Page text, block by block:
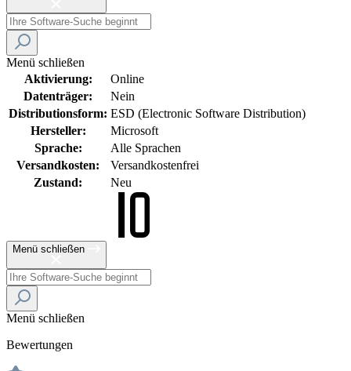
Menü schließen
Aktivierung:
Online
Datenträger:
Nein
Distributionsform: ESD (Electronic Software Distribution)
Hersteller:
Microsoft
Sprache:
Alle Sprachen
Versandkosten:
Versandkostenfrei
Zustand:
Neu
Menü schließen
Menü schließen
Bewertungen